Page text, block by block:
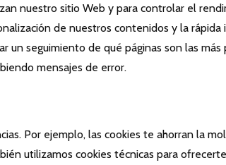
nuestro sitio Web y para controlar el
de nuestros contenidos y la
un seguimiento de qué páginas son las
mensajes de error.
Por ejemplo, las cookies te ahorran la
utilizamos cookies técnicas para